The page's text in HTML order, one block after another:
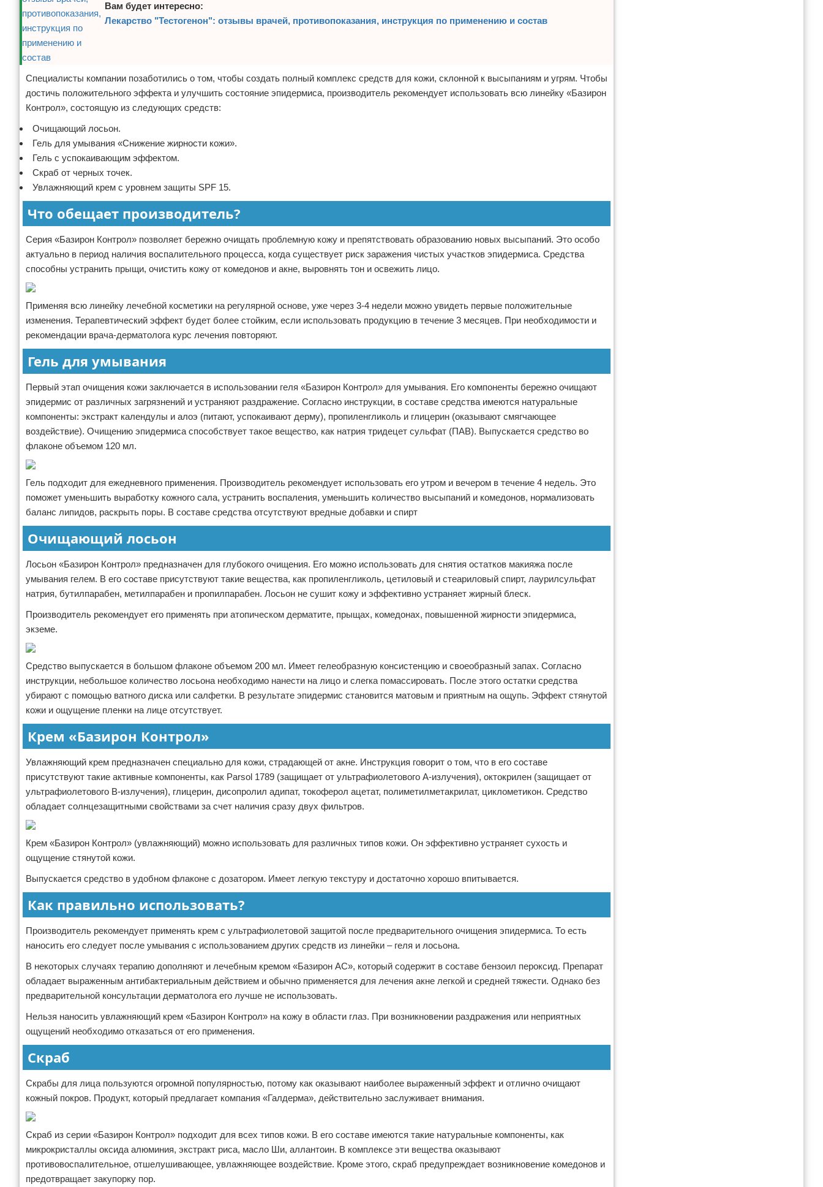
Вам будет интересно:
Лекарство "Тестогенон": отзывы врачей, противопоказания, инструкция по применению и состав
Специалисты компании позаботились о том, чтобы создать полный комплекс средств для кожи, склонной к высыпаниям и угрям. Чтобы
достичь положительного эффекта и улучшить состояние эпидермиса, производитель рекомендует использовать всю линейку «Базирон
Контрол», состоящую из следующих средств:
Очищающий лосьон.
Гель для умывания «Снижение жирности кожи».
Гель с успокаивающим эффектом.
Скраб от черных точек.
Увлажняющий крем с уровнем защиты SPF 15.
Что обещает производитель?
Серия «Базирон Контрол» позволяет бережно очищать проблемную кожу и препятствовать образованию новых высыпаний. Это особо
актуально в период наличия воспалительного процесса, когда существует риск заражения чистых участков эпидермиса. Средства
способны устранить прыщи, очистить кожу от комедонов и акне, выровнять тон и освежить лицо.
Применяя всю линейку лечебной косметики на регулярной основе, уже через 3-4 недели можно увидеть первые положительные
изменения. Терапевтический эффект будет более стойким, если использовать продукцию в течение 3 месяцев. При необходимости и
рекомендации врача-дерматолога курс лечения повторяют.
Гель для умывания
Первый этап очищения кожи заключается в использовании геля «Базирон Контрол» для умывания. Его компоненты бережно очищают
эпидермис от различных загрязнений и устраняют раздражение. Согласно инструкции, в составе средства имеются натуральные
компоненты: экстракт календулы и алоэ (питают, успокаивают дерму), пропиленгликоль и глицерин (оказывают смягчающее
воздействие). Очищению эпидермиса способствует такое вещество, как натрия тридецет сульфат (ПАВ). Выпускается средство во
флаконе объемом 120 мл.
Гель подходит для ежедневного применения. Производитель рекомендует использовать его утром и вечером в течение 4 недель. Это
поможет уменьшить выработку кожного сала, устранить воспаления, уменьшить количество высыпаний и комедонов, нормализовать
баланс липидов, раскрыть поры. В составе средства отсутствуют вредные добавки и спирт
Очищающий лосьон
Лосьон «Базирон Контрол» предназначен для глубокого очищения. Его можно использовать для снятия остатков макияжа после
умывания гелем. В его составе присутствуют такие вещества, как пропиленгликоль, цетиловый и стеариловый спирт, лаурилсульфат
натрия, бутилпарабен, метилпарабен и пропилпарабен. Лосьон не сушит кожу и эффективно устраняет жирный блеск.
Производитель рекомендует его применять при атопическом дерматите, прыщах, комедонах, повышенной жирности эпидермиса,
экземе.
Средство выпускается в большом флаконе объемом 200 мл. Имеет гелеобразную консистенцию и своеобразный запах. Согласно
инструкции, небольшое количество лосьона необходимо нанести на лицо и слегка помассировать. После этого остатки средства
убирают с помощью ватного диска или салфетки. В результате эпидермис становится матовым и приятным на ощупь. Эффект стянутой
кожи и ощущение пленки на лице отсутствует.
Крем «Базирон Контрол»
Увлажняющий крем предназначен специально для кожи, страдающей от акне. Инструкция говорит о том, что в его составе
присутствуют такие активные компоненты, как Parsol 1789 (защищает от ультрафиолетового А-излучения), октокрилен (защищает от
ультрафиолетового В-излучения), глицерин, дисопролил адипат, токоферол ацетат, полиметилметакрилат, циклометикон. Средство
обладает солнцезащитными свойствами за счет наличия сразу двух фильтров.
Крем «Базирон Контрол» (увлажняющий) можно использовать для различных типов кожи. Он эффективно устраняет сухость и
ощущение стянутой кожи.
Выпускается средство в удобном флаконе с дозатором. Имеет легкую текстуру и достаточно хорошо впитывается.
Как правильно использовать?
Производитель рекомендует применять крем с ультрафиолетовой защитой после предварительного очищения эпидермиса. То есть
наносить его следует после умывания с использованием других средств из линейки – геля и лосьона.
В некоторых случаях терапию дополняют и лечебным кремом «Базирон АС», который содержит в составе бензоил пероксид. Препарат
обладает выраженным антибактериальным действием и обычно применяется для лечения акне легкой и средней тяжести. Однако без
предварительной консультации дерматолога его лучше не использовать.
Нельзя наносить увлажняющий крем «Базирон Контрол» на кожу в области глаз. При возникновении раздражения или неприятных
ощущений необходимо отказаться от его применения.
Скраб
Скрабы для лица пользуются огромной популярностью, потому как оказывают наиболее выраженный эффект и отлично очищают
кожный покров. Продукт, который предлагает компания «Галдерма», действительно заслуживает внимания.
Скраб из серии «Базирон Контрол» подходит для всех типов кожи. В его составе имеются такие натуральные компоненты, как
микрокристаллы оксида алюминия, экстракт риса, масло Ши, аллантоин. В комплексе эти вещества оказывают
противовоспалительное, отшелушивающее, увлажняющее воздействие. Кроме этого, скраб предупреждает возникновение комедонов и
предотвращает закупорку пор.